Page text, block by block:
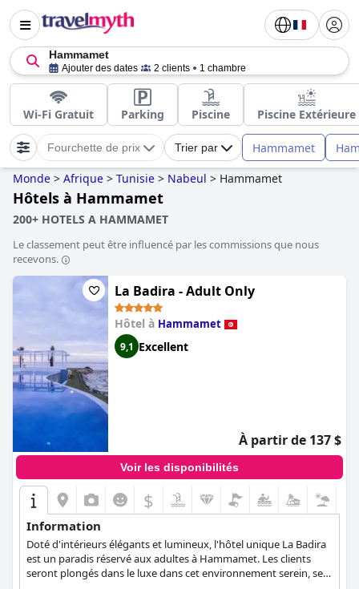
Hammamet
Ajouter des dates 2 clients 1 chambre
Wi-Fi Gratuit Parking Piscine Piscine Extérieure
Fourchette de prix Trier par Hammamet
Monde > Afrique > Tunisie > Nabeul > Hammamet
Hôtels à Hammamet
200+ HOTELS A HAMMAMET
Le classement peut être influencé par les commissions que nous
recevons.
La Badira - Adult Only
Hôtel à Hammamet
9,1 Excellent
À partir de 137 $
Voir les disponibilités
$
Information
Doté d'intérieurs élégants et lumineux, l'hôtel unique La Badira
est un paradis réservé aux adultes à Hammamet. Les clients
seront plongés dans le luxe dans cet environnement serein, se